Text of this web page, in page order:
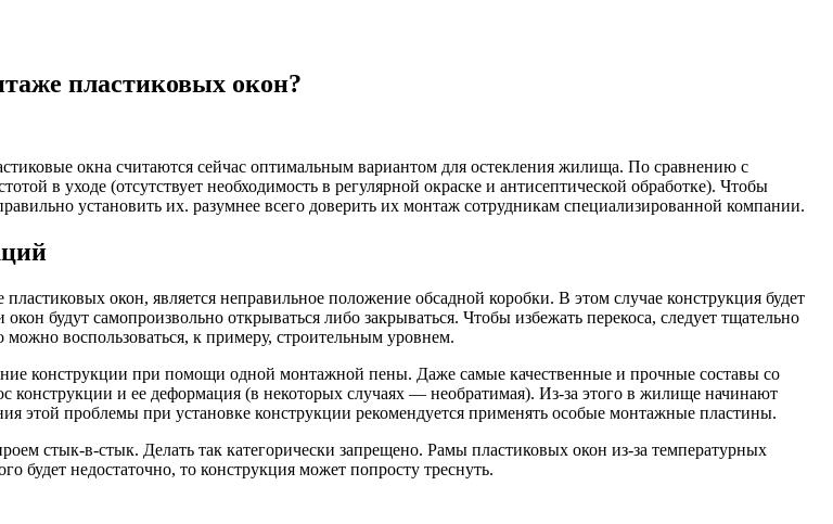
пластиковых окон?
окна считаются сейчас оптимальным вариантом для остекления жилища. По сравнению с
в уходе (отсутствует необходимость в регулярной окраске и антисептической обработке). Чтобы
установить их. разумнее всего доверить их монтаж сотрудникам специализированной компании.
окон, является неправильное положение обсадной коробки. В этом случае конструкция будет
будут самопроизвольно открываться либо закрываться. Чтобы избежать перекоса, следует тщательно
воспользоваться, к примеру, строительным уровнем.
конструкции при помощи одной монтажной пены. Даже самые качественные и прочные составы со
конструкции и ее деформация (в некоторых случаях — необратимая). Из-за этого в жилище начинают
этой проблемы при установке конструкции рекомендуется применять особые монтажные пластины.
стык-в-стык. Делать так категорически запрещено. Рамы пластиковых окон из-за температурных
будет недостаточно, то конструкция может попросту треснуть.